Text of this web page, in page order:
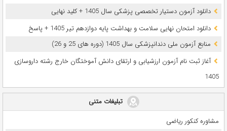
دانلود آزمون دستیار تخصصی پزشکی سال 1405 + کلید نهایی
دانلود امتحان نهایی سلامت و بهداشت پایه دوازدهم تیر 1405 + پاسخ
ﻣﻨﺎﺑﻊ آزﻣﻮن ﻣﻠﯽ دندانپزشکی سال 1405 (دوره های 25 و 26)
آغاز ثبت نام آزمون‌ ارزشیابی و ارتقای دانش آموختگان خارج رشته داروسازی
1405
تبلیغات متنی
مشاوره کنکور ریاضی